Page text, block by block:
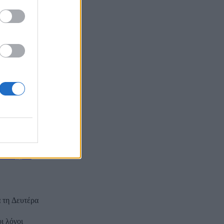
«Σήμερα
και...
που
ο
με
τη Δευτέρα